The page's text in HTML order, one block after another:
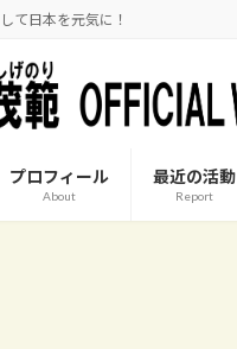
て日本を元気に！
プロフィール
About
最近の活動
Report